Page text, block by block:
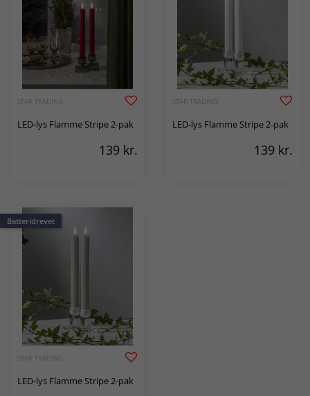
STAR TRADING
LED-lys Flamme Stripe 2-pak
139 kr.
STAR TRADING
LED-lys Flamme Stripe 2-pak
139 kr.
Batteridrevet
STAR TRADING
LED-lys Flamme Stripe 2-pak